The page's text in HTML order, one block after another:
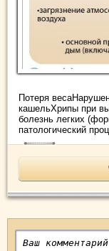
Потеря
кашельХрипы при
болезнь легких
патологический